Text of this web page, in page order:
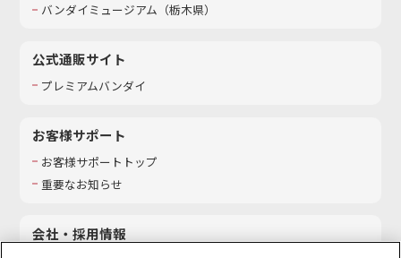
バンダイミュージアム（栃木県）
公式通販サイト
プレミアムバンダイ
お客様サポート
お客様サポートトップ
重要なお知らせ
会社・採用情報